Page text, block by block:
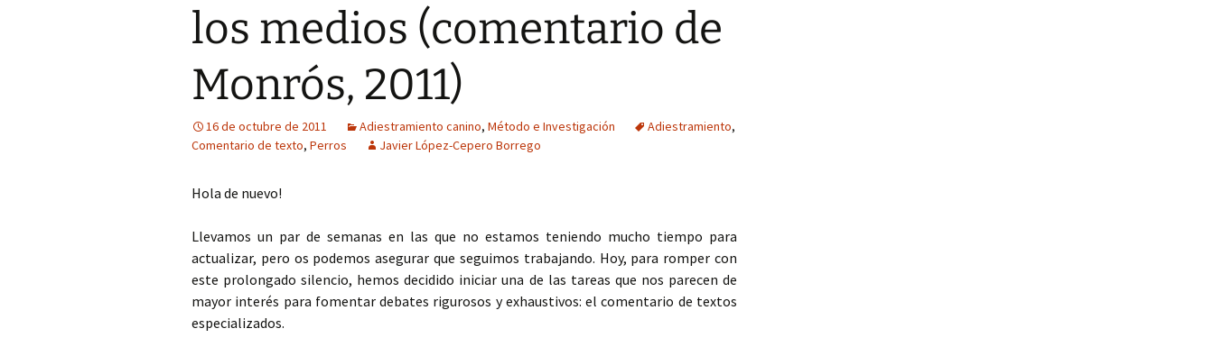
los medios (comentario de
Monrós, 2011)
16 de octubre de 2011 Adiestramiento canino, Método e Investigación Adiestramiento,
Comentario de texto, Perros Javier López-Cepero Borrego
Hola de nuevo!
Llevamos un par de semanas en las que no estamos teniendo mucho tiempo para
actualizar, pero os podemos asegurar que seguimos trabajando. Hoy, para romper con
este prolongado silencio, hemos decidido iniciar una de las tareas que nos parecen de
mayor interés para fomentar debates rigurosos y exhaustivos: el comentario de textos
especializados.